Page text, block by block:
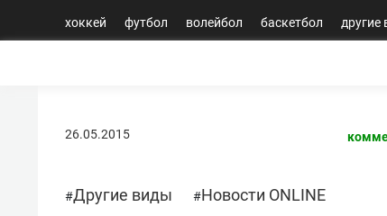
хоккей футбол волейбол баскетбол другие
26.05.2015
#Другие виды #Новости ONLINE